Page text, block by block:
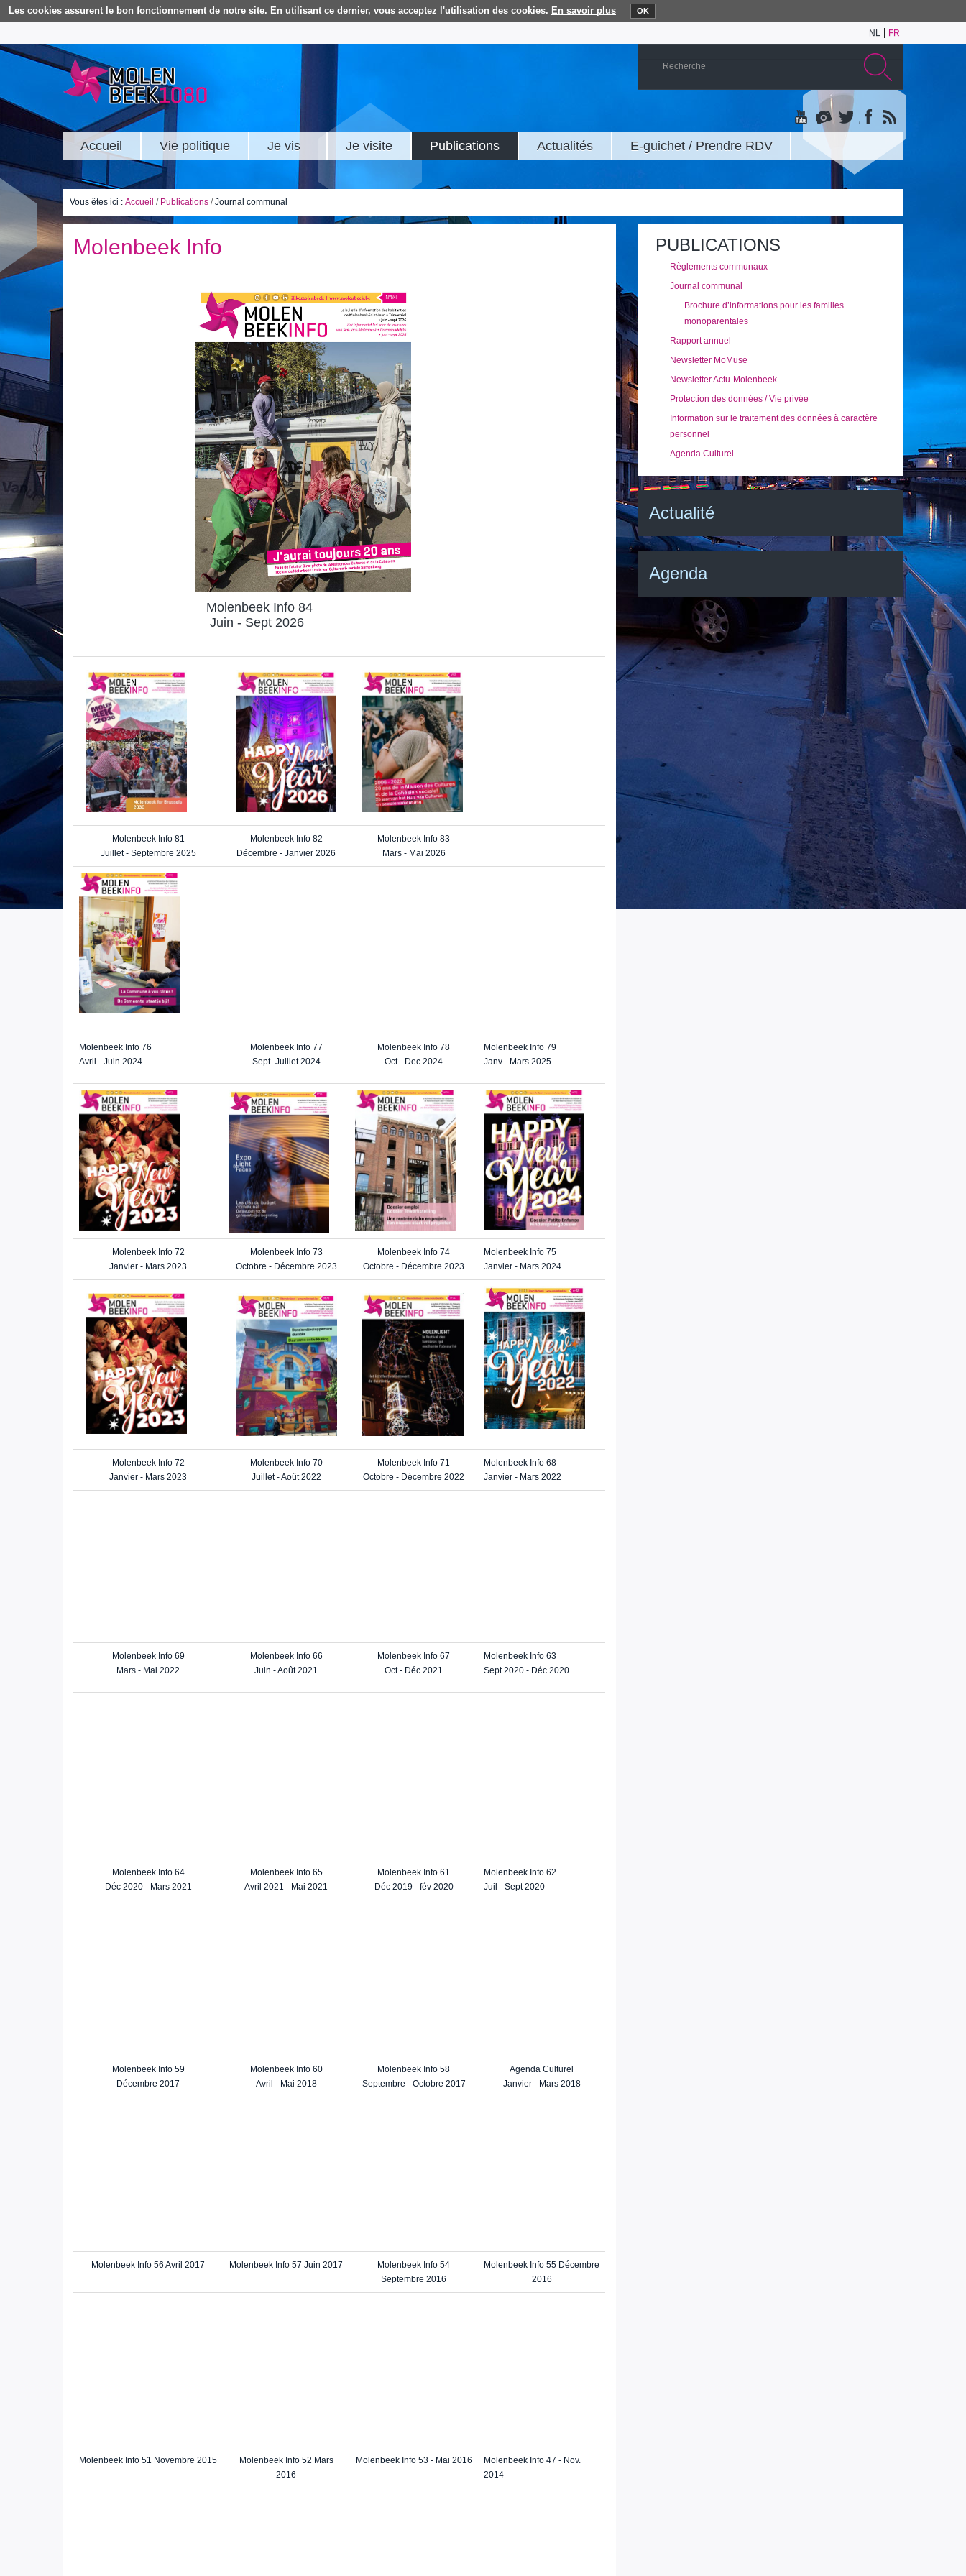
Les cookies assurent le bon fonctionnement de notre site. En utilisant ce dernier, vous acceptez l'utilisation des cookies. En savoir plus OK
NL FR
Accueil Vie politique Je vis Je visite Publications Actualités E-guichet / Prendre RDV
Vous êtes ici : Accueil / Publications /Journal communal
Molenbeek Info
Molenbeek Info 84
Juin - Sept 2026
Molenbeek Info 81
Juillet - Septembre 2025
Molenbeek Info 82
Décembre - Janvier 2026
Molenbeek Info 83
Mars - Mai 2026
Molenbeek Info 76
Avril - Juin 2024
Molenbeek Info 77
Sept- Juillet 2024
Molenbeek Info 78
Oct - Dec 2024
Molenbeek Info 79
Janv - Mars 2025
Molenbeek Info 72
Janvier - Mars 2023
Molenbeek Info 73
Octobre - Décembre 2023
Molenbeek Info 74
Octobre - Décembre 2023
Molenbeek Info 75
Janvier - Mars 2024
Molenbeek Info 72
Janvier - Mars 2023
Molenbeek Info 70
Juillet - Août 2022
Molenbeek Info 71
Octobre - Décembre 2022
Molenbeek Info 68
Janvier - Mars 2022
Molenbeek Info 69
Mars - Mai 2022
Molenbeek Info 66
Juin - Août 2021
Molenbeek Info 67
Oct - Déc 2021
Molenbeek Info 63
Sept 2020 - Déc 2020
Molenbeek Info 64
Déc 2020 - Mars 2021
Molenbeek Info 65
Avril 2021 - Mai 2021
Molenbeek Info 61
Déc 2019 - fév 2020
Molenbeek Info 62
Juil - Sept 2020
Molenbeek Info 59
Décembre 2017
Molenbeek Info 60
Avril - Mai 2018
Molenbeek Info 58
Septembre - Octobre 2017
Agenda Culturel
Janvier - Mars 2018
Molenbeek Info 56 Avril 2017 Molenbeek Info 57 Juin 2017
Molenbeek Info 54
Septembre 2016
Molenbeek Info 55 Décembre
2016
Molenbeek Info 51 Novembre 2015
Molenbeek Info 52 Mars
2016
Molenbeek Info 53 - Mai 2016
Molenbeek Info 47 - Nov.
2014
PUBLICATIONS
Règlements communaux
Journal communal
Brochure d’informations pour les familles
monoparentales
Rapport annuel
Newsletter MoMuse
Newsletter Actu-Molenbeek
Protection des données / Vie privée
Information sur le traitement des données à caractère
personnel
Agenda Culturel
Actualité
Agenda